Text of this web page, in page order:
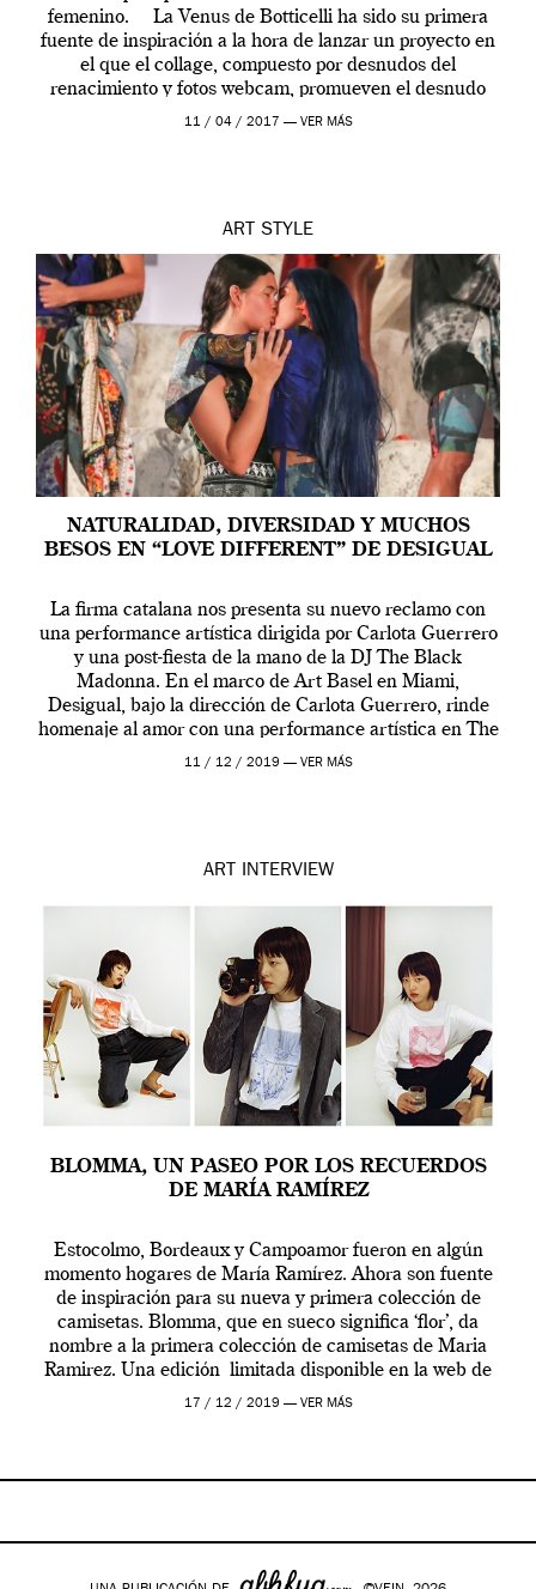
femenino. La Venus de Botticelli ha sido su primera
fuente de inspiración a la hora de lanzar un proyecto en
el que el collage, compuesto por desnudos del
renacimiento y fotos webcam, promueven el desnudo
femenino, y ponen de manifiesto su censura en internet
11 / 04 / 2017 — VER MÁS
ART STYLE
NATURALIDAD, DIVERSIDAD Y MUCHOS
BESOS EN “LOVE DIFFERENT” DE DESIGUAL
La firma catalana nos presenta su nuevo reclamo con
una performance artística dirigida por Carlota Guerrero
y una post-fiesta de la mano de la DJ The Black
Madonna. En el marco de Art Basel en Miami,
Desigual, bajo la dirección de Carlota Guerrero, rinde
homenaje al amor con una performance artística en The
Temple House […]
11 / 12 / 2019 — VER MÁS
ART INTERVIEW
BLOMMA, UN PASEO POR LOS RECUERDOS
DE MARÍA RAMÍREZ
Estocolmo, Bordeaux y Campoamor fueron en algún
momento hogares de María Ramírez. Ahora son fuente
de inspiración para su nueva y primera colección de
camisetas. Blomma, que en sueco significa ‘flor’, da
nombre a la primera colección de camisetas de Maria
Ramirez. Una edición limitada disponible en la web de
su firma homónima mariaramirez. Serigrafiada a mano
17 / 12 / 2019 — VER MÁS